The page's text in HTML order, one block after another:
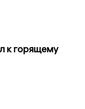
к горящему